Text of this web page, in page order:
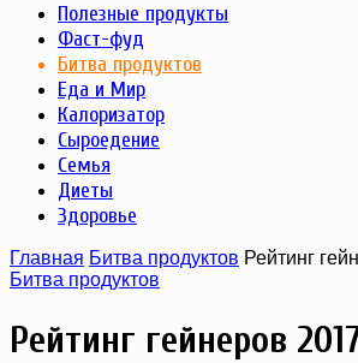
Полезные продукты
Фаст-фуд
Битва продуктов
Еда и Мир
Калоризатор
Сыроедение
Семья
Диеты
Здоровье
Главная Битва продуктов Рейтинг
Битва продуктов
Рейтинг гейнеров